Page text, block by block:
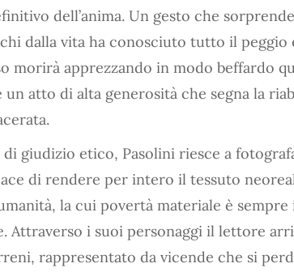
dell’anima. Un gesto che
dalla vita ha conosciuto tutto il peggio
morirà apprezzando in modo beffardo
atto di alta generosità che segna la
di giudizio etico, Pasolini riesce a
di rendere per intero il tessuto
la cui povertà materiale è
Attraverso i suoi personaggi il lettore
rappresentato da vicende che si